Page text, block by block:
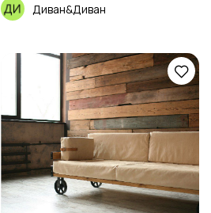
Диван&Диван